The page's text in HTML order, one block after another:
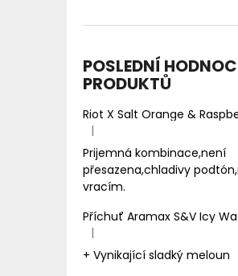
POSLEDNÍ
PRODUKTŮ
Hodnocení produktu je 5 z
|
Prijemná kombinace,není
přesazena,chladivy
vracím.
Příchuť Aramax S&V Icy
Hodnocení produktu je 5 z
|
+ Vynikající sladký meloun